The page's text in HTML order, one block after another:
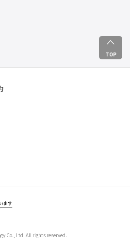
TOP
Co., Ltd. All rights reserved.